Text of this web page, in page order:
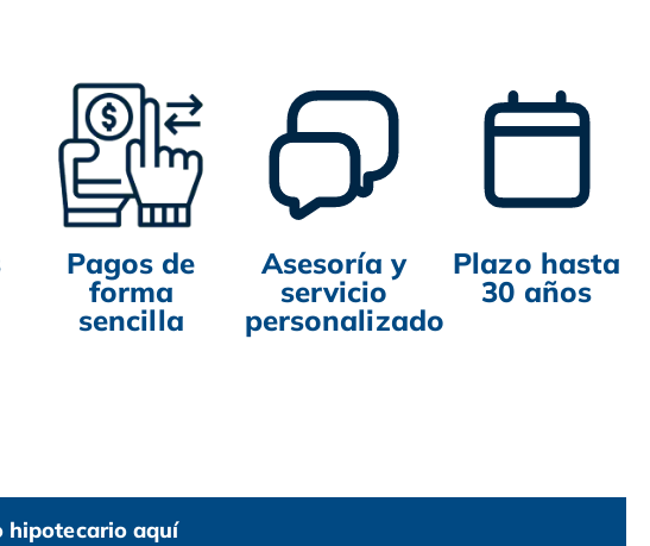
Pagos de
forma
sencilla
Asesoría y
servicio
personalizado
Plazo hasta
30 años
hipotecario aquí